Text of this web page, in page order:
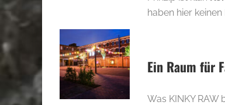
haben hier keinen
Ein Raum für
Was KINKY